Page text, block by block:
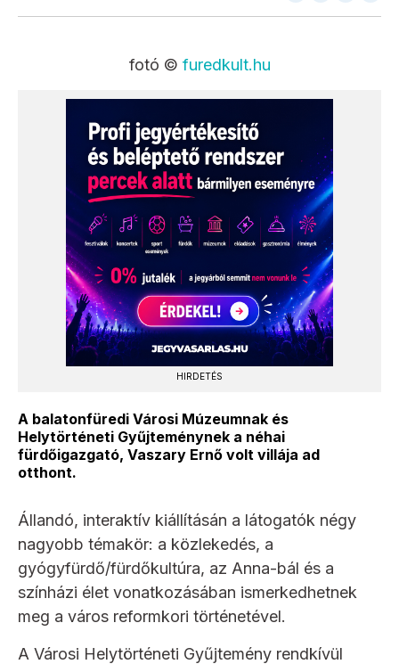
fotó © furedkult.hu
HIRDETÉS
A balatonfüredi Városi Múzeumnak és
Helytörténeti Gyűjteménynek a néhai
fürdőigazgató, Vaszary Ernő volt villája ad
otthont.
Állandó, interaktív kiállításán a látogatók négy
nagyobb témakör: a közlekedés, a
gyógyfürdő/fürdőkultúra, az Anna-bál és a
színházi élet vonatkozásában ismerkedhetnek
meg a város reformkori történetével.
A Városi Helytörténeti Gyűjtemény rendkívül